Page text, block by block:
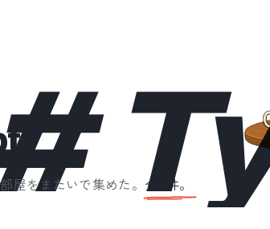
屋をまたいで集めた。 全 件。